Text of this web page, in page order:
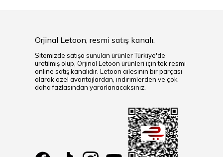
Orjinal Letoon, resmi satış kanalı.
Sitemizde satışa sunulan ürünler Türkiye'de
üretilmiş olup, Orjinal Letoon ürünleri için tek resmi
online satış kanalıdır. Letoon ailesinin bir parçası
olarak özel avantajlardan, indirimlerden ve çok
daha fazlasından yararlanacaksınız.